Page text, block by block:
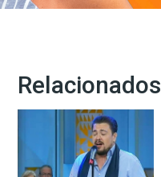
Relacionados